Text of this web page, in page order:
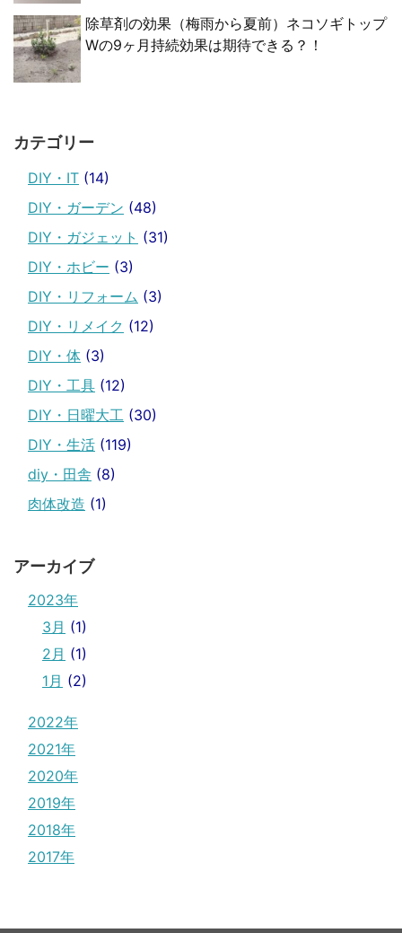
除草剤の効果（梅雨から夏前）ネコソギトップ
Wの9ヶ月持続効果は期待できる？！
カテゴリー
DIY・IT (14)
DIY・ガーデン (48)
DIY・ガジェット (31)
DIY・ホビー (3)
DIY・リフォーム (3)
DIY・リメイク (12)
DIY・体 (3)
DIY・工具 (12)
DIY・日曜大工 (30)
DIY・生活 (119)
diy・田舎 (8)
肉体改造 (1)
アーカイブ
2023年
3月 (1)
2月 (1)
1月 (2)
2022年
2021年
2020年
2019年
2018年
2017年